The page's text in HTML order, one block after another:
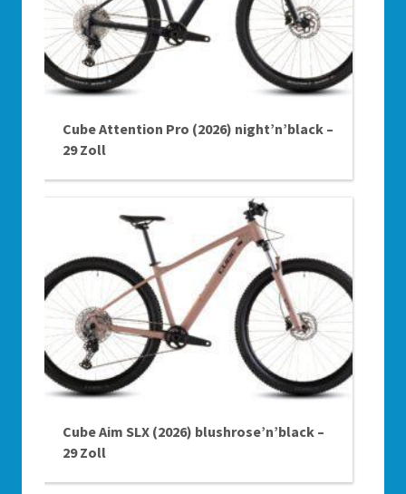
Cube Attention Pro (2026) night’n’black –
29 Zoll
Cube Aim SLX (2026) blushrose’n’black –
29 Zoll